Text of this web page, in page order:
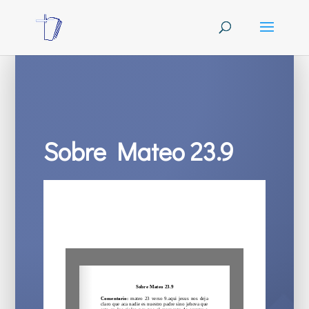
Sobre Mateo 23.9